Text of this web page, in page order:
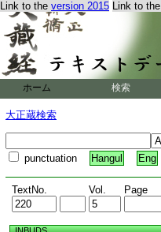
Link to the version 2015 Link to the
ホーム 検索
大正蔵検索
punctuation Hangul Eng
TextNo. Vol. Page